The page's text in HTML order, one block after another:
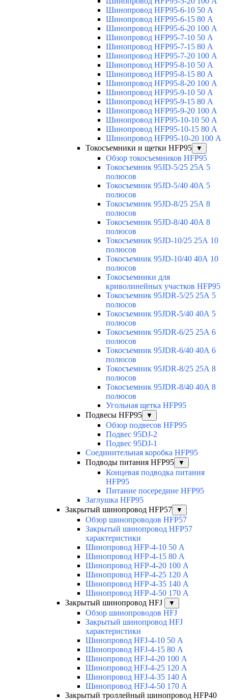
Шинопровод HFP95-6-10 50 А
Шинопровод HFP95-6-15 80 А
Шинопровод HFP95-6-20 100 А
Шинопровод HFP95-7-10 50 А
Шинопровод HFP95-7-15 80 А
Шинопровод HFP95-7-20 100 А
Шинопровод HFP95-8-10 50 А
Шинопровод HFP95-8-15 80 А
Шинопровод HFP95-8-20 100 А
Шинопровод HFP95-9-10 50 А
Шинопровод HFP95-9-15 80 А
Шинопровод HFP95-9-20 100 А
Шинопровод HFP95-10-10 50 А
Шинопровод HFP95-10-15 80 А
Шинопровод HFP95-10-20 100 А
Токосъемники и щетки HFP95
▼
Обзор токосъемников HFP95
Токосъемник 95JD-5/25 25А 5
полюсов
Токосъемник 95JD-5/40 40А 5
полюсов
Токосъемник 95JD-8/25 25А 8
полюсов
Токосъемник 95JD-8/40 40А 8
полюсов
Токосъемник 95JD-10/25 25А 10
полюсов
Токосъемник 95JD-10/40 40А 10
полюсов
Токосъемники для
криволинейных участков HFP95
Токосъемник 95JDR-5/25 25А 5
полюсов
Токосъемник 95JDR-5/40 40А 5
полюсов
Токосъемник 95JDR-6/25 25А 6
полюсов
Токосъемник 95JDR-6/40 40А 6
полюсов
Токосъемник 95JDR-8/25 25А 8
полюсов
Токосъемник 95JDR-8/40 40А 8
полюсов
Угольная щетка HFP95
Подвесы HFP95
▼
Обзор подвесов HFP95
Подвес 95DJ-2
Подвес 95DJ-1
Соединительная коробка HFP95
Подводы питания HFP95
▼
Концевая подводка питания
HFP95
Питание посередине HFP95
Заглушка HFP95
Закрытый шинопровод HFP57
▼
Обзор шинопроводов HFP57
Закрытый шинопровод HFP57
характеристики
Шинопровод HFP-4-10 50 А
Шинопровод HFP-4-15 80 А
Шинопровод HFP-4-20 100 А
Шинопровод HFP-4-25 120 А
Шинопровод HFP-4-35 140 А
Шинопровод HFP-4-50 170 А
Закрытый шинопровод HFJ
▼
Обзор шинопроводов HFJ
Закрытый шинопровод HFJ
характеристики
Шинопровод HFJ-4-10 50 А
Шинопровод HFJ-4-15 80 А
Шинопровод HFJ-4-20 100 А
Шинопровод HFJ-4-25 120 А
Шинопровод HFJ-4-35 140 А
Шинопровод HFJ-4-50 170 А
Закрытый троллейный шинопровод HFP40